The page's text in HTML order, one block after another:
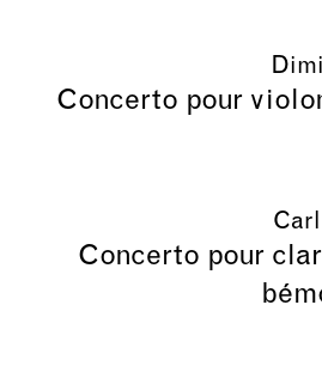
Concerto pour
Concerto pour